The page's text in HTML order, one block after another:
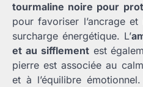
tourmaline noire pour
pour favoriser l’ancrage
surcharge énergétique. L’
et au sifflementest
pierre est associée au
et à l’équilibre